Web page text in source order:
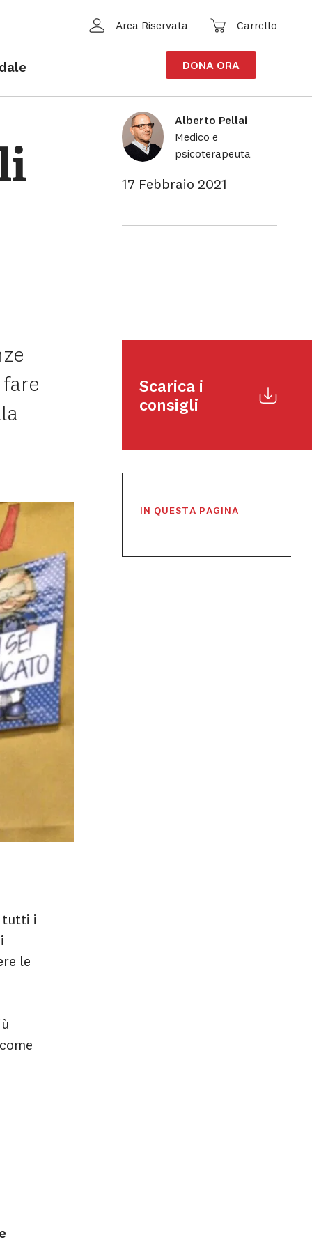
DONA ORA
Area Riservata Carrello
i-consigli-di-alberto-pellai
EMPATIA
Alberto Pellai
Medico e
psicoterapeuta
17 Febbraio 2021
tutti i
le
Scarica i
consigli
IN QUESTA PAGINA